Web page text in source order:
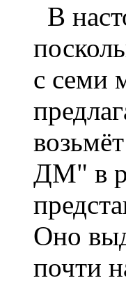
В
с семи
ДМ" в
Оно
почти